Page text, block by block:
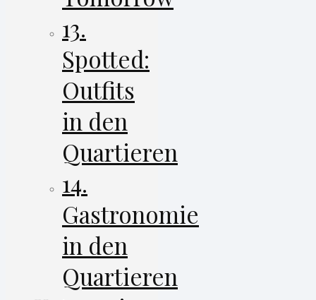
13.
Spotted:
Outfits
in den
Quartieren
14.
Gastronomie
in den
Quartieren